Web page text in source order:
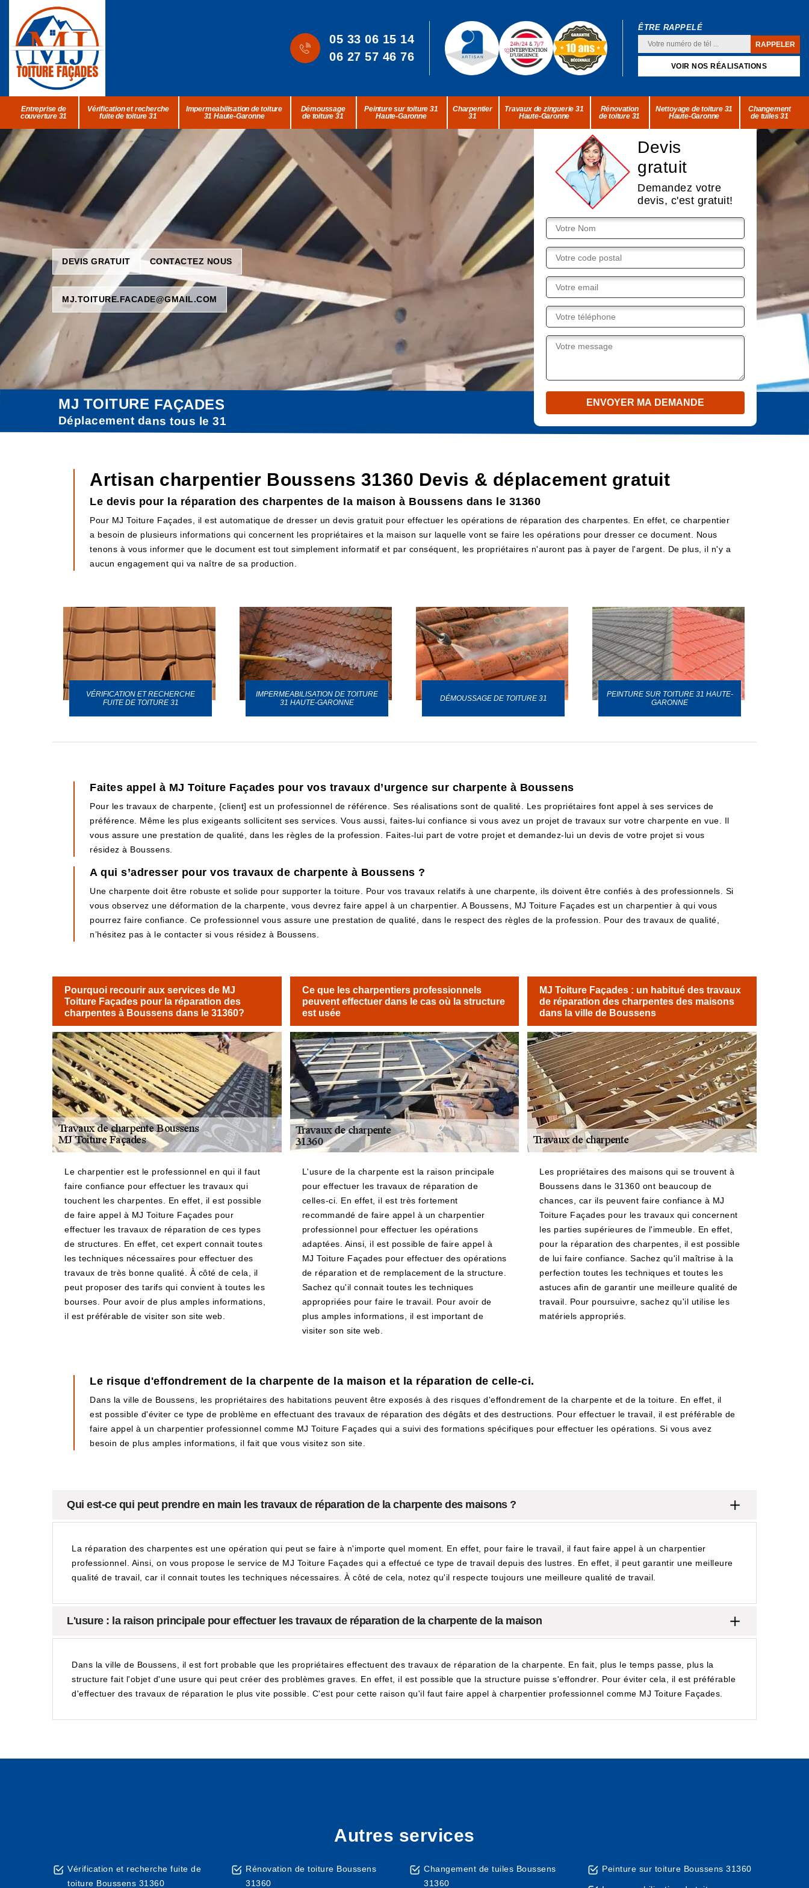
05 33 06 15 14
06 27 57 46 76
ÊTRE RAPPELÉ
VOIR NOS RÉALISATIONS
Entreprise de
couverture 31
Vérification et recherche
fuite de toiture 31
Impermeabilisation de toiture
31 Haute-Garonne
Démoussage
de toiture 31
Peinture sur toiture 31
Haute-Garonne
Charpentier
31
Travaux de zinguerie 31
Haute-Garonne
Rénovation
de toiture 31
Nettoyage de toiture 31
Haute-Garonne
Changement
de tuiles 31
DEVIS GRATUIT CONTACTEZ NOUS
MJ.TOITURE.FACADE@GMAIL.COM
Devis
gratuit
Demandez votre
devis, c'est gratuit!
MJ TOITURE FAÇADES
Déplacement dans tous le 31
Artisan charpentier Boussens 31360 Devis & déplacement gratuit
Le devis pour la réparation des charpentes de la maison à Boussens dans le 31360
Pour MJ Toiture Façades, il est automatique de dresser un devis gratuit pour effectuer les opérations de réparation des charpentes. En effet, ce charpentier
a besoin de plusieurs informations qui concernent les propriétaires et la maison sur laquelle vont se faire les opérations pour dresser ce document. Nous
tenons à vous informer que le document est tout simplement informatif et par conséquent, les propriétaires n'auront pas à payer de l'argent. De plus, il n'y a
aucun engagement qui va naître de sa production.
VÉRIFICATION ET RECHERCHE
FUITE DE TOITURE 31
IMPERMEABILISATION DE TOITURE
31 HAUTE-GARONNE
DÉMOUSSAGE DE TOITURE 31
PEINTURE SUR TOITURE 31 HAUTE-
GARONNE
Faites appel à MJ Toiture Façades pour vos travaux d’urgence sur charpente à Boussens
Pour les travaux de charpente, {client] est un professionnel de référence. Ses réalisations sont de qualité. Les propriétaires font appel à ses services de
préférence. Même les plus exigeants sollicitent ses services. Vous aussi, faites-lui confiance si vous avez un projet de travaux sur votre charpente en vue. Il
vous assure une prestation de qualité, dans les règles de la profession. Faites-lui part de votre projet et demandez-lui un devis de votre projet si vous
résidez à Boussens.
A qui s’adresser pour vos travaux de charpente à Boussens ?
Une charpente doit être robuste et solide pour supporter la toiture. Pour vos travaux relatifs à une charpente, ils doivent être confiés à des professionnels. Si
vous observez une déformation de la charpente, vous devrez faire appel à un charpentier. A Boussens, MJ Toiture Façades est un charpentier à qui vous
pourrez faire confiance. Ce professionnel vous assure une prestation de qualité, dans le respect des règles de la profession. Pour des travaux de qualité,
n’hésitez pas à le contacter si vous résidez à Boussens.
Pourquoi recourir aux services de MJ
Toiture Façades pour la réparation des
charpentes à Boussens dans le 31360?
Le charpentier est le professionnel en qui il faut
faire confiance pour effectuer les travaux qui
touchent les charpentes. En effet, il est possible
de faire appel à MJ Toiture Façades pour
effectuer les travaux de réparation de ces types
de structures. En effet, cet expert connait toutes
les techniques nécessaires pour effectuer des
travaux de très bonne qualité. À côté de cela, il
peut proposer des tarifs qui convient à toutes les
bourses. Pour avoir de plus amples informations,
il est préférable de visiter son site web.
Ce que les charpentiers professionnels
peuvent effectuer dans le cas où la structure
est usée
L'usure de la charpente est la raison principale
pour effectuer les travaux de réparation de
celles-ci. En effet, il est très fortement
recommandé de faire appel à un charpentier
professionnel pour effectuer les opérations
adaptées. Ainsi, il est possible de faire appel à
MJ Toiture Façades pour effectuer des opérations
de réparation et de remplacement de la structure.
Sachez qu'il connait toutes les techniques
appropriées pour faire le travail. Pour avoir de
plus amples informations, il est important de
visiter son site web.
MJ Toiture Façades : un habitué des travaux
de réparation des charpentes des maisons
dans la ville de Boussens
Les propriétaires des maisons qui se trouvent à
Boussens dans le 31360 ont beaucoup de
chances, car ils peuvent faire confiance à MJ
Toiture Façades pour les travaux qui concernent
les parties supérieures de l'immeuble. En effet,
pour la réparation des charpentes, il est possible
de lui faire confiance. Sachez qu'il maîtrise à la
perfection toutes les techniques et toutes les
astuces afin de garantir une meilleure qualité de
travail. Pour poursuivre, sachez qu'il utilise les
matériels appropriés.
Le risque d'effondrement de la charpente de la maison et la réparation de celle-ci.
Dans la ville de Boussens, les propriétaires des habitations peuvent être exposés à des risques d'effondrement de la charpente et de la toiture. En effet, il
est possible d'éviter ce type de problème en effectuant des travaux de réparation des dégâts et des destructions. Pour effectuer le travail, il est préférable de
faire appel à un charpentier professionnel comme MJ Toiture Façades qui a suivi des formations spécifiques pour effectuer les opérations. Si vous avez
besoin de plus amples informations, il fait que vous visitez son site.
Qui est-ce qui peut prendre en main les travaux de réparation de la charpente des maisons ?
La réparation des charpentes est une opération qui peut se faire à n'importe quel moment. En effet, pour faire le travail, il faut faire appel à un charpentier
professionnel. Ainsi, on vous propose le service de MJ Toiture Façades qui a effectué ce type de travail depuis des lustres. En effet, il peut garantir une meilleure
qualité de travail, car il connait toutes les techniques nécessaires. À côté de cela, notez qu'il respecte toujours une meilleure qualité de travail.
L'usure : la raison principale pour effectuer les travaux de réparation de la charpente de la maison
Dans la ville de Boussens, il est fort probable que les propriétaires effectuent des travaux de réparation de la charpente. En fait, plus le temps passe, plus la
structure fait l'objet d'une usure qui peut créer des problèmes graves. En effet, il est possible que la structure puisse s'effondrer. Pour éviter cela, il est préférable
d'effectuer des travaux de réparation le plus vite possible. C'est pour cette raison qu'il faut faire appel à charpentier professionnel comme MJ Toiture Façades.
Autres services
Vérification et recherche fuite de
toiture Boussens 31360
Rénovation de toiture Boussens
31360
Changement de tuiles Boussens
31360
Peinture sur toiture Boussens 31360